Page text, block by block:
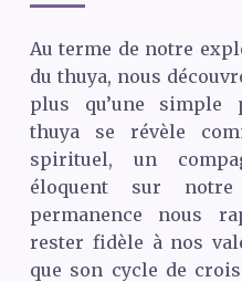
Au terme de notre
du thuya, nous
plus qu’une simple
thuya se révèle
spirituel, un
éloquent sur
permanence nous
rester fidèle à nos
que son cycle de